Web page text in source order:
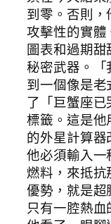
到零。否則
攻擊性的實
圖表和過期
秘密武器。
到一個像是
了「巨蟹座
標籤。這是他
的外星計算器
他必須輸入
燃料，來抵
優勢，就是
只有一腔熱血